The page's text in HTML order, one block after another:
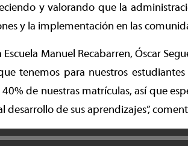
y valorando que la
y la implementación en las
Manuel Recabarren, Óscar
tenemos para nuestros estudiantes
de nuestras matrículas, así que
desarrollo de sus aprendizajes”,